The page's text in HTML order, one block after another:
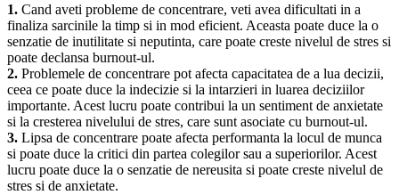
1. Cand aveti probleme de concentrare, veti avea dificultati in a
finaliza sarcinile la timp si in mod eficient. Aceasta poate duce la o
senzatie de inutilitate si neputinta, care poate creste nivelul de stres si
poate declansa burnout-ul.
2. Problemele de concentrare pot afecta capacitatea de a lua decizii,
ceea ce poate duce la indecizie si la intarzieri in luarea deciziilor
importante. Acest lucru poate contribui la un sentiment de anxietate
si la cresterea nivelului de stres, care sunt asociate cu burnout-ul.
3. Lipsa de concentrare poate afecta performanta la locul de munca
si poate duce la critici din partea colegilor sau a superiorilor. Acest
lucru poate duce la o senzatie de nereusita si poate creste nivelul de
stres si de anxietate.